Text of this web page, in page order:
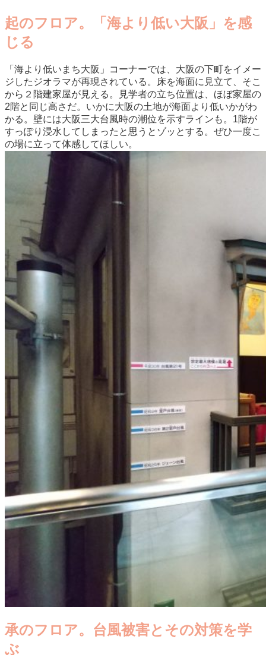
起のフロア。「海より低い大阪」を感
じる
「海より低いまち大阪」コーナーでは、大阪の下町をイメー
ジしたジオラマが再現されている。床を海面に見立て、そこ
から２階建家屋が見える。見学者の立ち位置は、ほぼ家屋の
2階と同じ高さだ。いかに大阪の土地が海面より低いかがわ
かる。壁には大阪三大台風時の潮位を示すラインも。1階が
すっぽり浸水してしまったと思うとゾッとする。ぜひ一度こ
の場に立って体感してほしい。
承のフロア。台風被害とその対策を学
ぶ